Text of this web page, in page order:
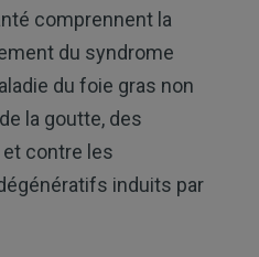
comprennent la
du syndrome
du foie gras non
la goutte, des
contre les
induits par